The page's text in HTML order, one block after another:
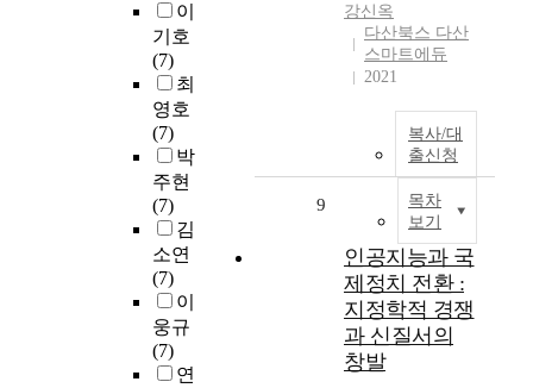
이
기호
(7)
최
영호
(7)
박
주현
(7)
김
소연
(7)
이
웅규
(7)
연
강신옥
다산북스 다산
스마트에듀
2021
복사/대
출신청
목차
보기
9
인공지능과 국
제정치 전환 :
지정학적 경쟁
과 신질서의
창발